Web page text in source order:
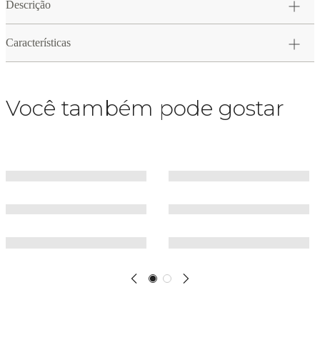
Descrição
Características
Você também pode gostar